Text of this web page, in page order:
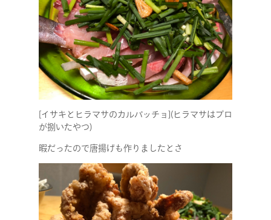
[イサキとヒラマサのカルパッチョ](ヒラマサはプロ
が捌いたやつ)
暇だったので唐揚げも作りましたとさ